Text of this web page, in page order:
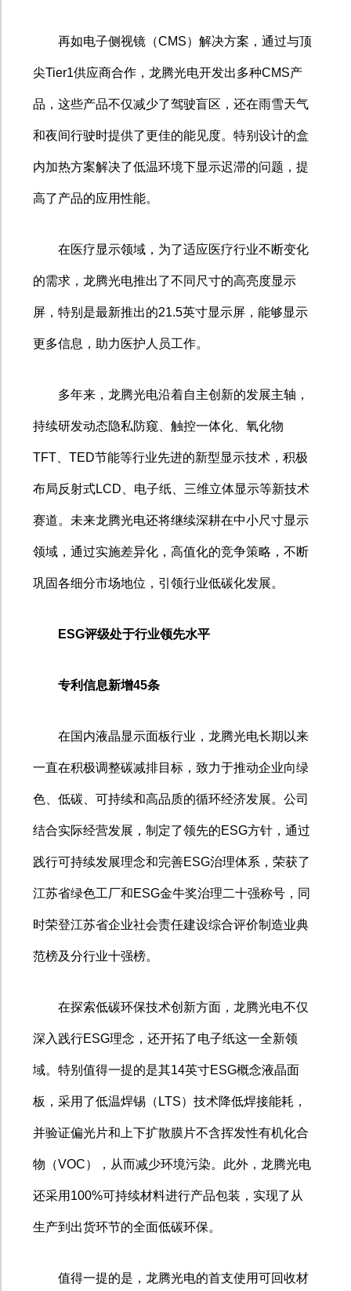
再如电子侧视镜（CMS）解决方案，通过与顶
尖Tier1供应商合作，龙腾光电开发出多种CMS产
品，这些产品不仅减少了驾驶盲区，还在雨雪天气
和夜间行驶时提供了更佳的能见度。特别设计的盒
内加热方案解决了低温环境下显示迟滞的问题，提
高了产品的应用性能。
在医疗显示领域，为了适应医疗行业不断变化
的需求，龙腾光电推出了不同尺寸的高亮度显示
屏，特别是最新推出的21.5英寸显示屏，能够显示
更多信息，助力医护人员工作。
多年来，龙腾光电沿着自主创新的发展主轴，
持续研发动态隐私防窥、触控一体化、氧化物
TFT TED节能等行业先进的新型显示技术，积极
布局反射式LCD 、电子纸、三维立体显示等新技术
赛道。未来龙腾光电还将继续深耕在中小尺寸显示
领域，通过实施差异化，高值化的竞争策略，不断
巩固各细分市场地位，引领行业低碳化发展。
ESG评级处于行业领先水平
专利信息新增45条
在国内液晶显示面板行业，龙腾光电长期以来
一直在积极调整碳减排目标，致力于推动企业向绿
色、低碳、可持续和高品质的循环经济发展。公司
结合实际经营发展，制定了领先的ESG方针，通过
践行可持续发展理念和完善ESG治理体系，荣获了
江苏省绿色工厂和ESG金牛奖治理二十强称号，同
时荣登江苏省企业社会责任建设综合评价制造业典
范榜及分行业十强榜。
在探索低碳环保技术创新方面，龙腾光电不仅
深入践行ESG理念，还开拓了电子纸这一全新领
域。特别值得一提的是其14英寸ESG概念液晶面
板，采用了低温焊锡（ LTS）技术降低焊接能耗，
并验证偏光片和上下扩散膜片不含挥发性有机化合
物（VOC），从而减少环境污染。此外，龙腾光电
还采用 100%可持续材料进行产品包装，实现了从
生产到出货环节的全面低碳环保。
值得一提的是，龙腾光电的首支使用可回收材